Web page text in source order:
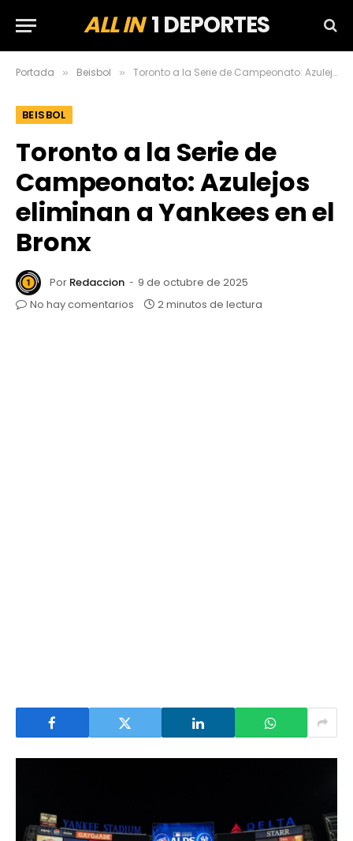
ALL IN1 DEPORTES
Portada » Beisbol » Toronto a la Serie de Campeonato: Azulejos eliminan a Yankees en el Bronx
BEISBOL
Toronto a la Serie de
Campeonato: Azulejos
eliminan a Yankees en el
Bronx
Por Redaccion
9 de octubre de 2025
No hay comentarios
2 minutos de lectura